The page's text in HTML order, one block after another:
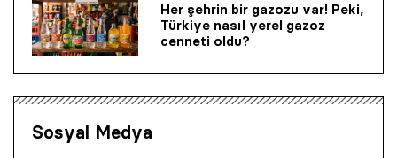
Her şehrin bir gazozu var! Peki,
Türkiye nasıl yerel gazoz
cenneti oldu?
Sosyal Medya